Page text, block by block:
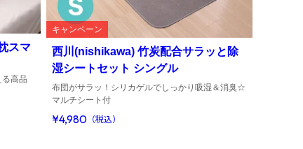
スマ
高品
キャンペーン
西川(nishikawa) 竹炭配合サラッと除
湿シートセット シングル
布団がサラッ！シリカゲルでしっかり吸湿＆消臭☆
マルチシート付
¥4,980 （税込）